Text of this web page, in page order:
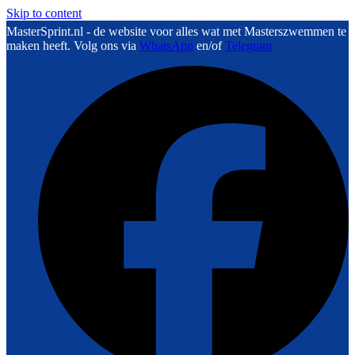
Skip to content
MasterSprint.nl - de website voor alles wat met Masterszwemmen te
maken heeft. Volg ons via WhatsApp en/ofTelegram